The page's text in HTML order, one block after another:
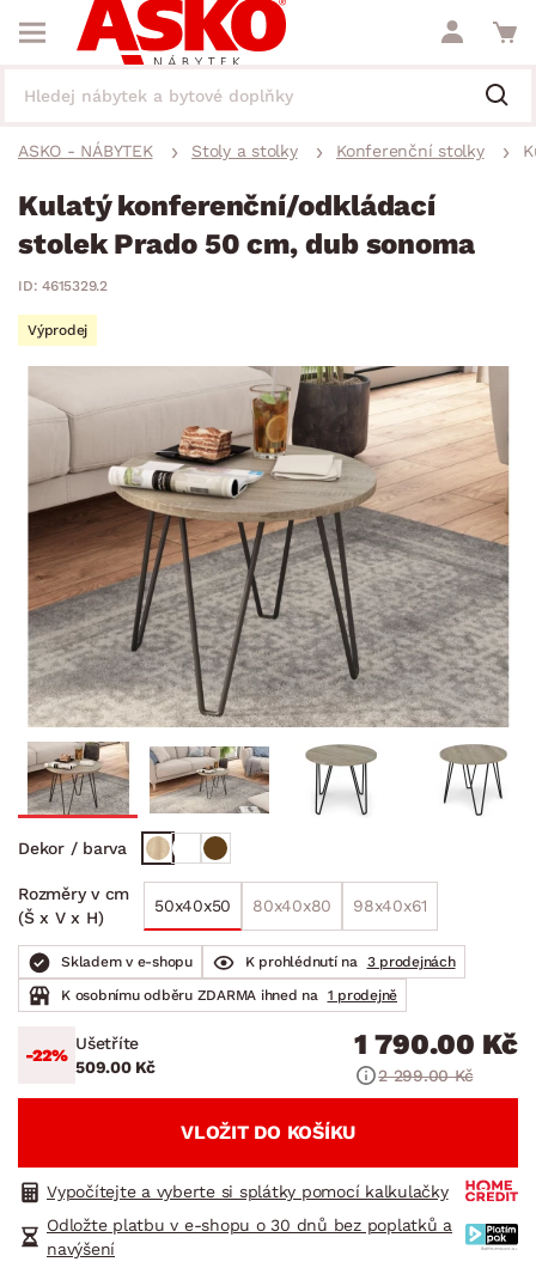
ASKO - NÁBYTEK Stoly a stolky Konferenční stolky
Kulatý konferenční/odkládací
stolek Prado 50 cm, dub sonoma
ID: 4615329.2
Výprodej
Dekor / barva
Rozměry v cm
(Š x V x H)
50x40x50 80x40x80 98x40x61
Skladem v e-shopu K prohlédnutí na
3 prodejnách
K osobnímu odběru ZDARMA ihned na
1 prodejně
-22%
Ušetříte
509.00 Kč
1 790.00 Kč
2 299.00 Kč
VLOŽIT DO KOŠÍKU
Vypočítejte a vyberte si splátky pomocí kalkulačky
Odložte platbu v e-shopu o 30 dnů bez poplatků a
navýšení